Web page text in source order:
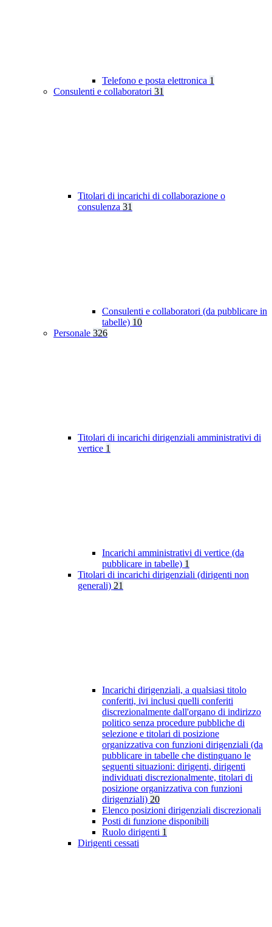
Telefono e posta elettronica 1
Consulenti e collaboratori 31
Titolari di incarichi di collaborazione o
consulenza 31
Consulenti e collaboratori (da pubblicare in
tabelle) 10
Personale 326
Titolari di incarichi dirigenziali amministrativi di
vertice 1
Incarichi amministrativi di vertice (da
pubblicare in tabelle) 1
Titolari di incarichi dirigenziali (dirigenti non
generali) 21
Incarichi dirigenziali, a qualsiasi titolo
conferiti, ivi inclusi quelli conferiti
discrezionalmente dall'organo di indirizzo
politico senza procedure pubbliche di
selezione e titolari di posizione
organizzativa con funzioni dirigenziali (da
pubblicare in tabelle che distinguano le
seguenti situazioni: dirigenti, dirigenti
individuati discrezionalmente, titolari di
posizione organizzativa con funzioni
dirigenziali) 20
Elenco posizioni dirigenziali discrezionali
Posti di funzione disponibili
Ruolo dirigenti 1
Dirigenti cessati